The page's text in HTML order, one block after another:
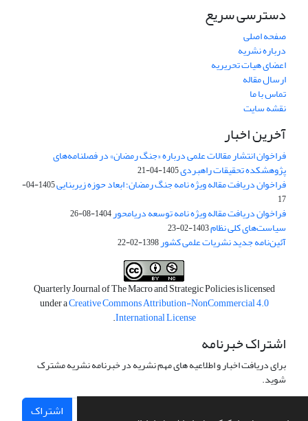
دسترسی سریع
صفحه اصلی
درباره نشریه
اعضای هیات تحریریه
ارسال مقاله
تماس با ما
نقشه سایت
آخرین اخبار
فراخوان انتشار مقالات علمی درباره «جنگ رمضان» در فصلنامه‌های
پژوهشکده تحقیقات راهبردی1405-04-21
فراخوان دریافت مقاله ویژه نامه جنگ رمضان؛ ابعاد حوزه زیربنایی
1405-04-
17
فراخوان دریافت مقاله ویژه نامه توسعه دریامحور1404-08-26
سیاست‌های کلی نظام1403-02-23
آئین‌نامه جدید نشریات علمی کشور1398-02-22
Quarterly Journal of The Macro and Strategic Policies is licensed
under aCreative Commons Attribution-NonCommercial 4.0
International License
.
اشتراک خبرنامه
برای دریافت اخبار و اطلاعیه های مهم نشریه در خبرنامه نشریه مشترک
شوید.
اشتراک